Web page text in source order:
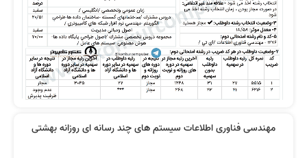
مهندسی فناوری اطلاعات سیستم های چند رسانه ای روزانه بهشتی